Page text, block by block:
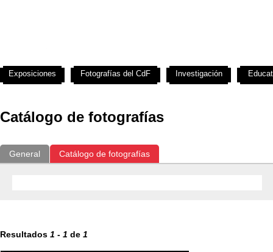
Catálogo de fotografías
General Catálogo de fotografías
Resultados 1 - 1 de 1
Exposiciones Fotografías del CdF Investigación